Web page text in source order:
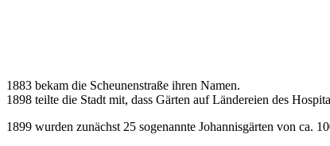
1883 bekam die Scheunenstraße ihren Namen.
1898 teilte die Stadt mit, dass Gärten auf Ländereien des
1899 wurden zunächst 25 sogenannte Johannisgärten von ca.